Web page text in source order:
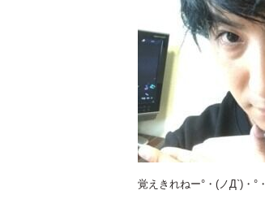
覚えきれねー°・(ノД`)・°・